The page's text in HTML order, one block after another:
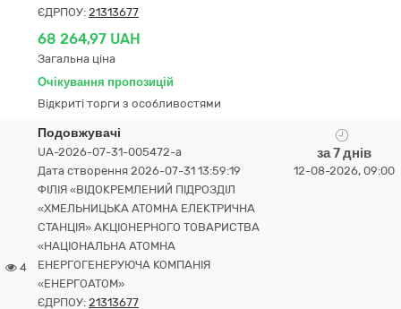
ЄДРПОУ: 21313677
68 264,97 UAH
Загальна ціна
Очікування пропозицій
Відкриті торги з особливостями
4
Подовжувачі
UA-2026-07-31-005472-a
Дата створення 2026-07-31 13:59:19
ФІЛІЯ «ВІДОКРЕМЛЕНИЙ ПІДРОЗДІЛ
«ХМЕЛЬНИЦЬКА АТОМНА ЕЛЕКТРИЧНА
СТАНЦІЯ» АКЦІОНЕРНОГО ТОВАРИСТВА
«НАЦІОНАЛЬНА АТОМНА
ЕНЕРГОГЕНЕРУЮЧА КОМПАНІЯ
«ЕНЕРГОАТОМ»
ЄДРПОУ: 21313677
за 7 днів
12-08-2026, 09:00